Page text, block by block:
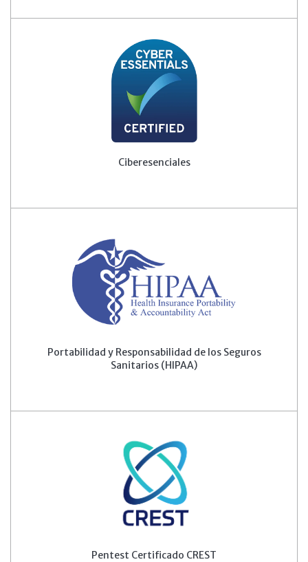
Ciberesenciales
Portabilidad y Responsabilidad de los Seguros
Sanitarios (HIPAA)
Pentest Certificado CREST